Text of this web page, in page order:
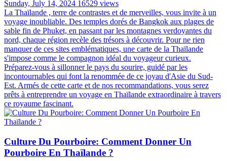
Thursday, August 29, 2024 17178 views
La Thaïlande, avec ses plages paradisiaques, sa cuisine exquise et sa
riche culture, attire chaque année des millions de voyageurs du
monde entier. Pour beaucoup, l'idée de partir à l'aventure sans
contrainte de retour est séduisante. Cependant, la question se pose :
est-il vraiment possible de voyager sans billet retour en Thaïlande ?
Découvrons ensemble la réponse avec Autour Asia dans l'article ci-
dessous !
Bagage En Avion En Thaïlande: Guide Complet
Pour Préparer Votre Voyage
Saturday, August 03, 2024
16952 views
La Thaïlande, avec ses plages de sable fin, ses temples majestueux
et sa cuisine exotique, est une destination de rêve pour de nombreux